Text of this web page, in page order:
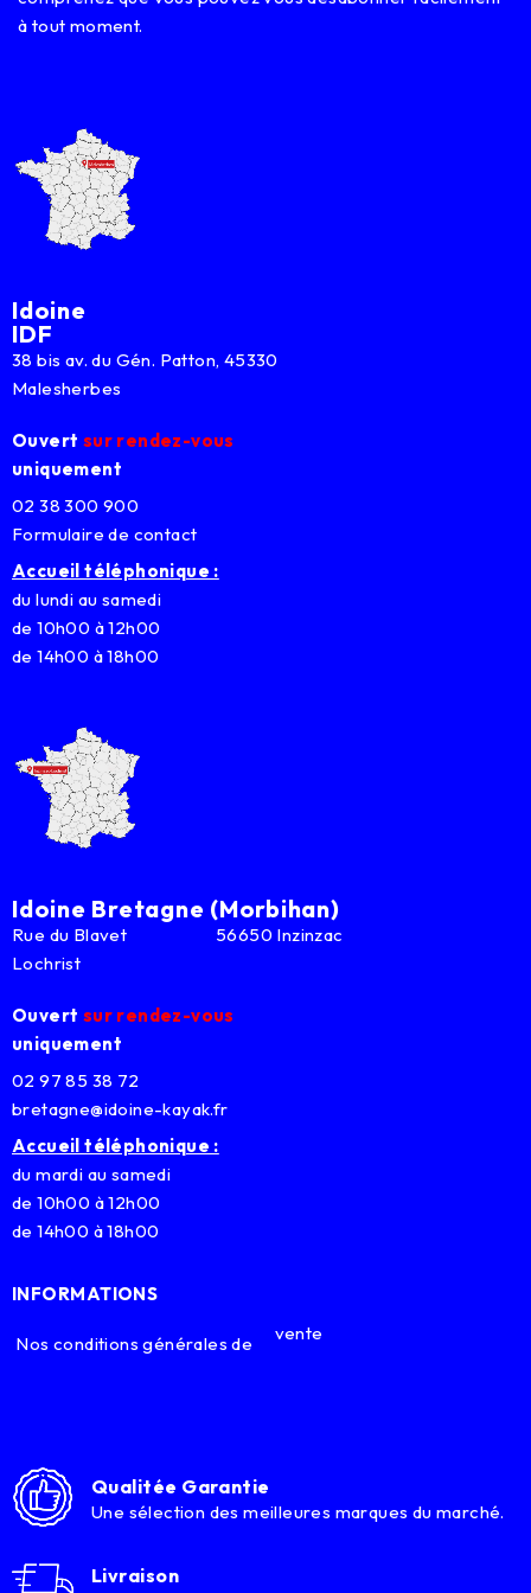
à tout moment.
Idoine
IDF
38 bis av. du Gén. Patton, 45330
Malesherbes
Ouvert sur rendez-vous
uniquement
02 38 300 900
Formulaire de contact
Accueil téléphonique :
du lundi au samedi
de 10h00 à 12h00
de 14h00 à 18h00
Idoine Bretagne (Morbihan)
Rue du Blavet 56650 Inzinzac
Lochrist
Ouvert sur rendez-vous
uniquement
02 97 85 38 72
bretagne@idoine-kayak.fr
Accueil téléphonique :
du mardi au samedi
de 10h00 à 12h00
de 14h00 à 18h00
INFORMATIONS
Nos conditions générales de vente
Qualitée Garantie
Une sélection des meilleures marques du marché.
Livraison